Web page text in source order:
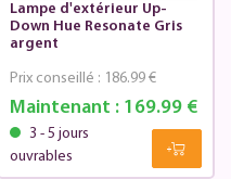
Lampe d'extérieur Up-
Down Hue Resonate Gris
argent
Maintenant : 169.99 €
Prix conseillé : 186.99 €
3 - 5 jours
ouvrables